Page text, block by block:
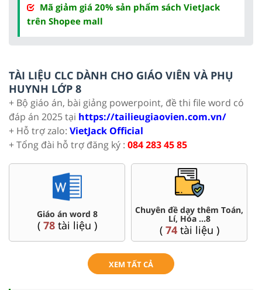
Mã giảm giá 20% sản phẩm sách VietJack
trên Shopee mall
TÀI LIỆU CLC DÀNH CHO GIÁO VIÊN VÀ PHỤ
HUYNH LỚP 8
+ Bộ giáo án, bài giảng powerpoint, đề thi file word có
đáp án 2025 tại https://tailieugiaovien.com.vn/
+ Hỗ trợ zalo: VietJack Official
+ Tổng đài hỗ trợ đăng ký : 084 283 45 85
Đề thi HSG 8
(5tài liệu )
Trắc nghiệm đúng sai 8
( 12tài liệu )
XEM TẤT CẢ